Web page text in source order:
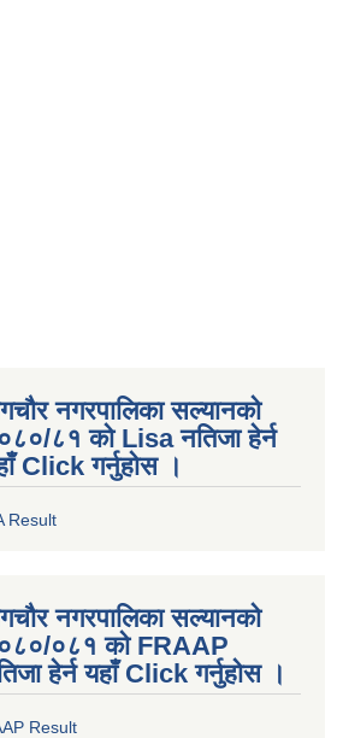
नगरपालिका सल्यानको
८१ को Lisa नतिजा हेर्न
Click गर्नुहोस ।
Result
नगरपालिका सल्यानको
०८१ को FRAAP
हेर्न यहाँ Click गर्नुहोस ।
Result